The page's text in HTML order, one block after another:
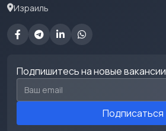
Израиль
Подпишитесь на новые вакансии
Email для подписки
Подписаться